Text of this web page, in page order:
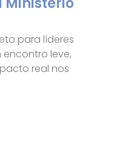
para líderes
leve,
real nos